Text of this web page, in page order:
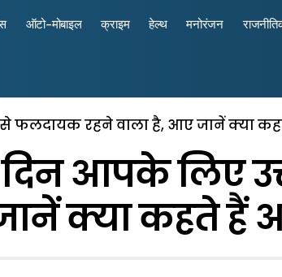
ऑटो-मोबाइल क्राइम हेल्थ मनोरंजन
फलदायक रहने वाला है, आए जानें क्या
आपके लिए
क्या कहते हैं